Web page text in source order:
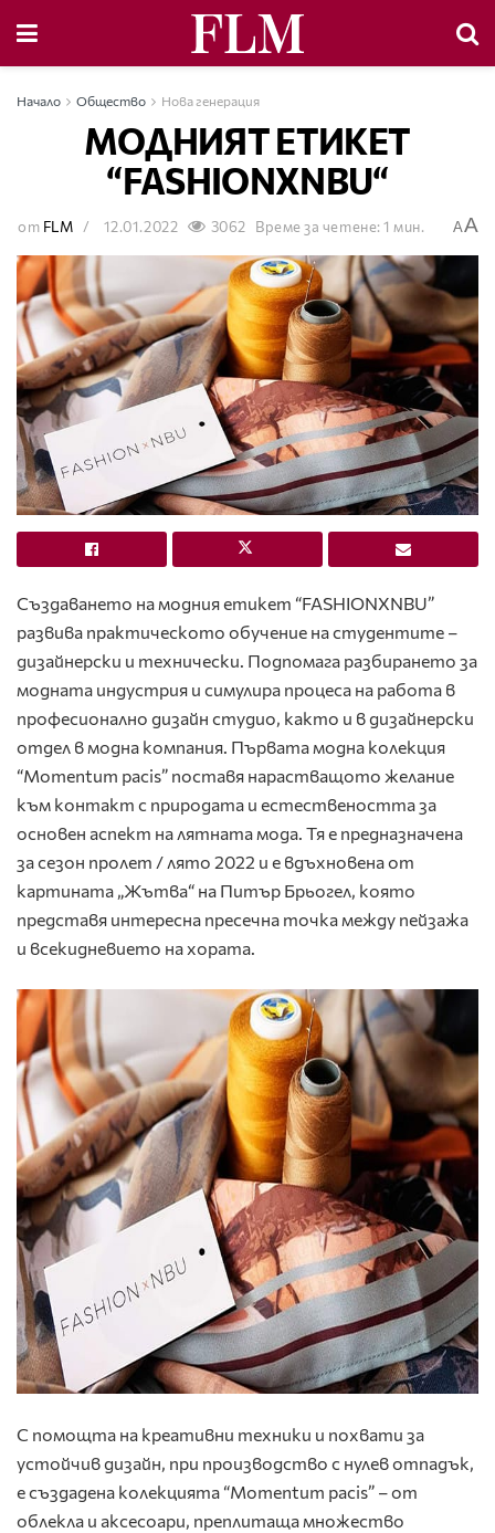
Начало Общество Нова генерация
МОДНИЯТ ЕТИКЕТ
“FASHIONXNBU“
от FLM 12.01.2022 3062 Време за четене: 1 мин. AA
Създаването на модния етикет “FASHIONXNBU”
развива практическото обучение на студентите –
дизайнерски и технически. Подпомага разбирането за
модната индустрия и симулира процеса на работа в
професионално дизайн студио, както и в дизайнерски
отдел в модна компания. Първата модна колекция
“Momentum pacis” поставя нарастващото желание
към контакт с природата и естествеността за
основен аспект на лятната мода. Тя е предназначена
за сезон пролет / лято 2022 и е вдъхновена от
картината „Жътва“ на Питър Брьогел, която
представя интересна пресечна точка между пейзажа
и всекидневието на хората.
С помощта на креативни техники и похвати за
устойчив дизайн, при производство с нулев отпадък,
е създадена колекцията “Momentum pacis” – от
облекла и аксесоари, преплитаща множество